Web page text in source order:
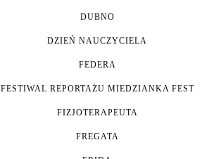
DUBNO
DZIEŃ NAUCZYCIELA
FEDERA
FESTIWAL REPORTAŻU MIEDZIANKA FEST
FIZJOTERAPEUTA
FREGATA